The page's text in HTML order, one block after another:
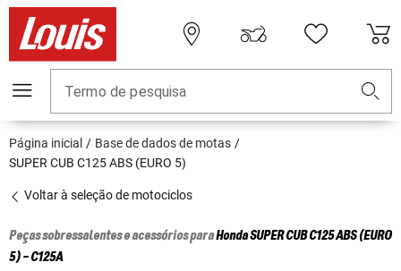
Termo de pesquisa
Página inicial
Base de dados de motas
SUPER CUB C125 ABS (EURO 5)
Voltar à seleção de motociclos
Peças sobressalentes e acessórios paraHondaSUPER CUB C125 ABS (EURO
5) - C125A